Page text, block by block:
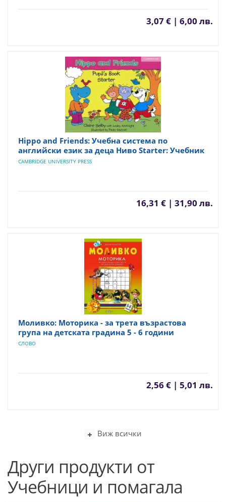
3,07 € | 6,00 лв.
Hippo and Friends: Учебна система по
английски език за деца Ниво Starter: Учебник
CAMBRIDGE UNIVERSITY PRESS
16,31 € | 31,90 лв.
Моливко: Моторика - за трета възрастова
група на детската градина 5 - 6 години
СЛОВО
2,56 € | 5,01 лв.
Виж всички
Други продукти от
Учебници и помагала